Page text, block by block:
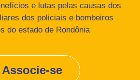
e lutas pelas causas dos
dos policiais e bombeiros
do estado de Rondônia
Associe-se